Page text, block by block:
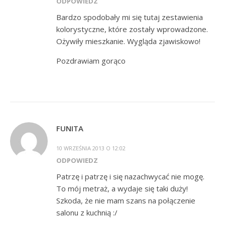
Bardzo spodobały mi się tutaj zestawienia
kolorystyczne, które zostały wprowadzone.
Ożywiły mieszkanie. Wygląda zjawiskowo!
Pozdrawiam gorąco
FUNITA
10 WRZEŚNIA 2013 O 12:02
ODPOWIEDZ
Patrzę i patrzę i się nazachwycać nie mogę.
To mój metraż, a wydaje się taki duży!
Szkoda, że nie mam szans na połączenie
salonu z kuchnią :/